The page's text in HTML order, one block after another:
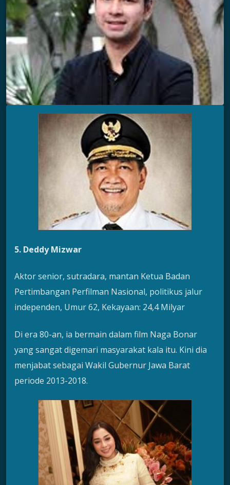
5. Deddy Mizwar
Aktor senior, sutradara, mantan Ketua Badan
Pertimbangan Perfilman Nasional, politikus jalur
independen, Umur 62, Kekayaan: 24,4 Milyar
Di era 80-an, ia bermain dalam film Naga Bonar
yang sangat digemari masyarakat kala itu. Kini dia
menjabat sebagai Wakil Gubernur Jawa Barat
periode 2013-2018.